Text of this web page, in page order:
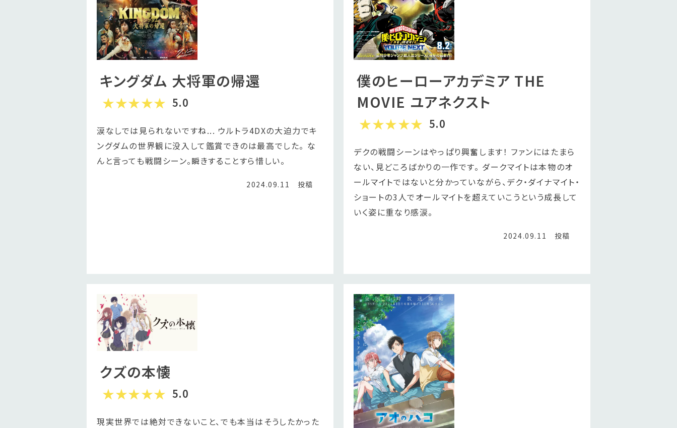
キングダム 大将軍の帰還
5.0
涙なしでは見られないですね... ウルトラ4DXの大迫力でキ
ングダムの世界観に没入して鑑賞できのは最高でした。 な
んと言っても戦闘シーン。瞬きすることすら惜しい。
2024.09.11 投稿
僕のヒーローアカデミア THE
MOVIE ユアネクスト
5.0
デクの戦闘シーンはやっぱり興奮します！ ファンにはたまら
ない、見どころばかりの一作です。 ダークマイトは本物のオ
ールマイトではないと分かっていながら、デク・ダイナマイト・
ショートの3人でオールマイトを超えていこうという成長して
いく姿に重なり感涙。
2024.09.11 投稿
クズの本懐
5.0
現実世界では絶対できないこと、でも本当はそうしたかった